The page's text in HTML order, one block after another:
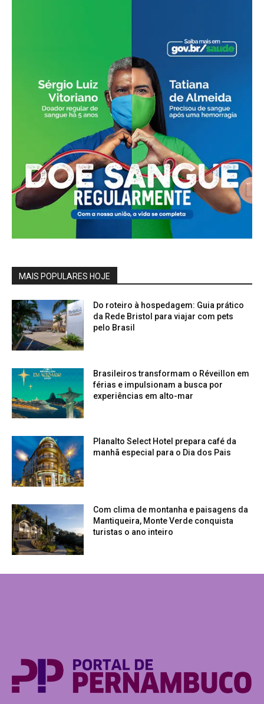
MAIS POPULARES HOJE
Do roteiro à hospedagem: Guia prático
da Rede Bristol para viajar com pets
pelo Brasil
Brasileiros transformam o Réveillon em
férias e impulsionam a busca por
experiências em alto-mar
Planalto Select Hotel prepara café da
manhã especial para o Dia dos Pais
Com clima de montanha e paisagens da
Mantiqueira, Monte Verde conquista
turistas o ano inteiro